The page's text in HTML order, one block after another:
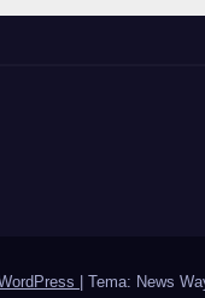
| Tema: News